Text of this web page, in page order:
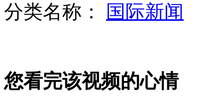
7700余万粒问题胶囊被查扣
分类名称：
国际新闻
您看完该视频的心情